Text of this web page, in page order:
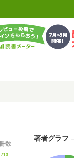
713
冊数
著者グラフ